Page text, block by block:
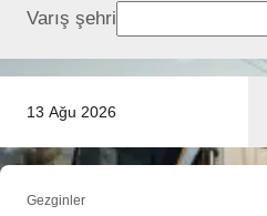
13 Ağu 2026
Varış şehri
Gezginler